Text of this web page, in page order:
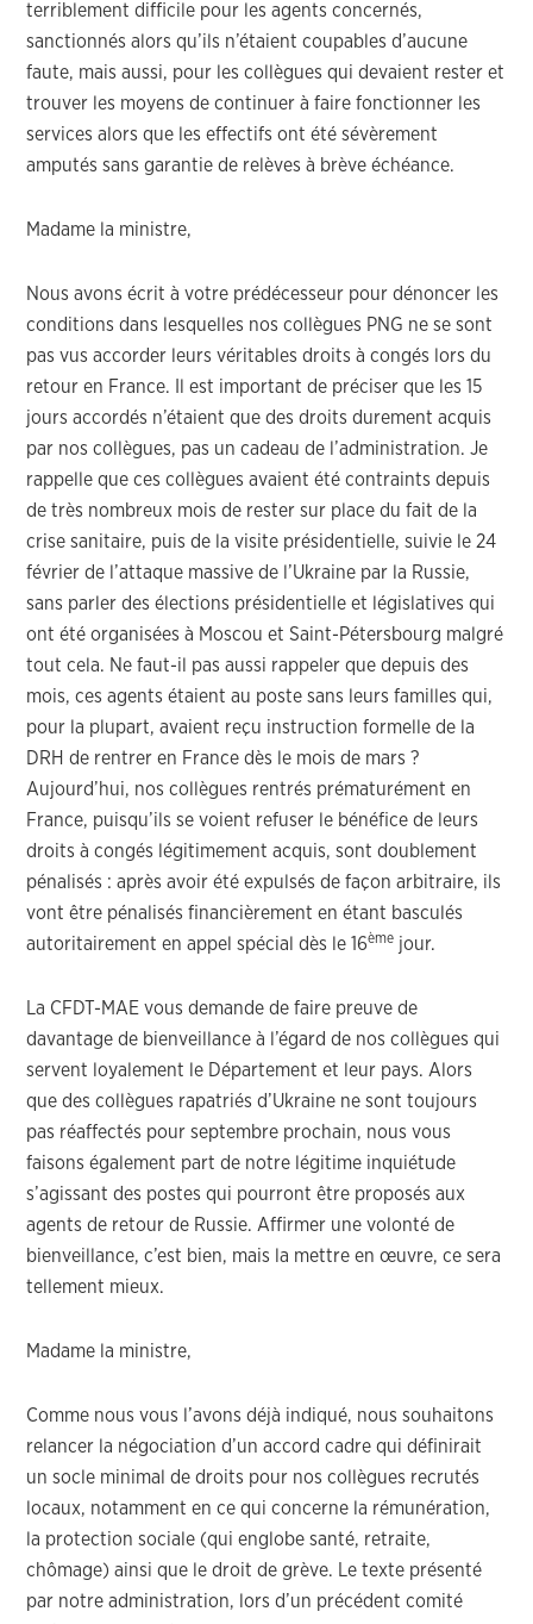
terriblement difficile pour les agents concernés,
sanctionnés alors qu’ils n’étaient coupables d’aucune
faute, mais aussi, pour les collègues qui devaient rester et
trouver les moyens de continuer à faire fonctionner les
services alors que les effectifs ont été sévèrement
amputés sans garantie de relèves à brève échéance.
Madame la ministre,
Nous avons écrit à votre prédécesseur pour dénoncer les
conditions dans lesquelles nos collègues PNG ne se sont
pas vus accorder leurs véritables droits à congés lors du
retour en France. Il est important de préciser que les 15
jours accordés n’étaient que des droits durement acquis
par nos collègues, pas un cadeau de l’administration. Je
rappelle que ces collègues avaient été contraints depuis
de très nombreux mois de rester sur place du fait de la
crise sanitaire, puis de la visite présidentielle, suivie le 24
février de l’attaque massive de l’Ukraine par la Russie,
sans parler des élections présidentielle et législatives qui
ont été organisées à Moscou et Saint-Pétersbourg malgré
tout cela. Ne faut-il pas aussi rappeler que depuis des
mois, ces agents étaient au poste sans leurs familles qui,
pour la plupart, avaient reçu instruction formelle de la
DRH de rentrer en France dès le mois de mars ?
Aujourd’hui, nos collègues rentrés prématurément en
France, puisqu’ils se voient refuser le bénéfice de leurs
droits à congés légitimement acquis, sont doublement
pénalisés : après avoir été expulsés de façon arbitraire, ils
vont être pénalisés financièrement en étant basculés
autoritairement en appel spécial dès le 16ème jour.
La CFDT-MAE vous demande de faire preuve de
davantage de bienveillance à l’égard de nos collègues qui
servent loyalement le Département et leur pays. Alors
que des collègues rapatriés d’Ukraine ne sont toujours
pas réaffectés pour septembre prochain, nous vous
faisons également part de notre légitime inquiétude
s’agissant des postes qui pourront être proposés aux
agents de retour de Russie. Affirmer une volonté de
bienveillance, c’est bien, mais la mettre en œuvre, ce sera
tellement mieux.
Madame la ministre,
Comme nous vous l’avons déjà indiqué, nous souhaitons
relancer la négociation d’un accord cadre qui définirait
un socle minimal de droits pour nos collègues recrutés
locaux, notamment en ce qui concerne la rémunération,
la protection sociale (qui englobe santé, retraite,
chômage) ainsi que le droit de grève. Le texte présenté
par notre administration, lors d’un précédent comité